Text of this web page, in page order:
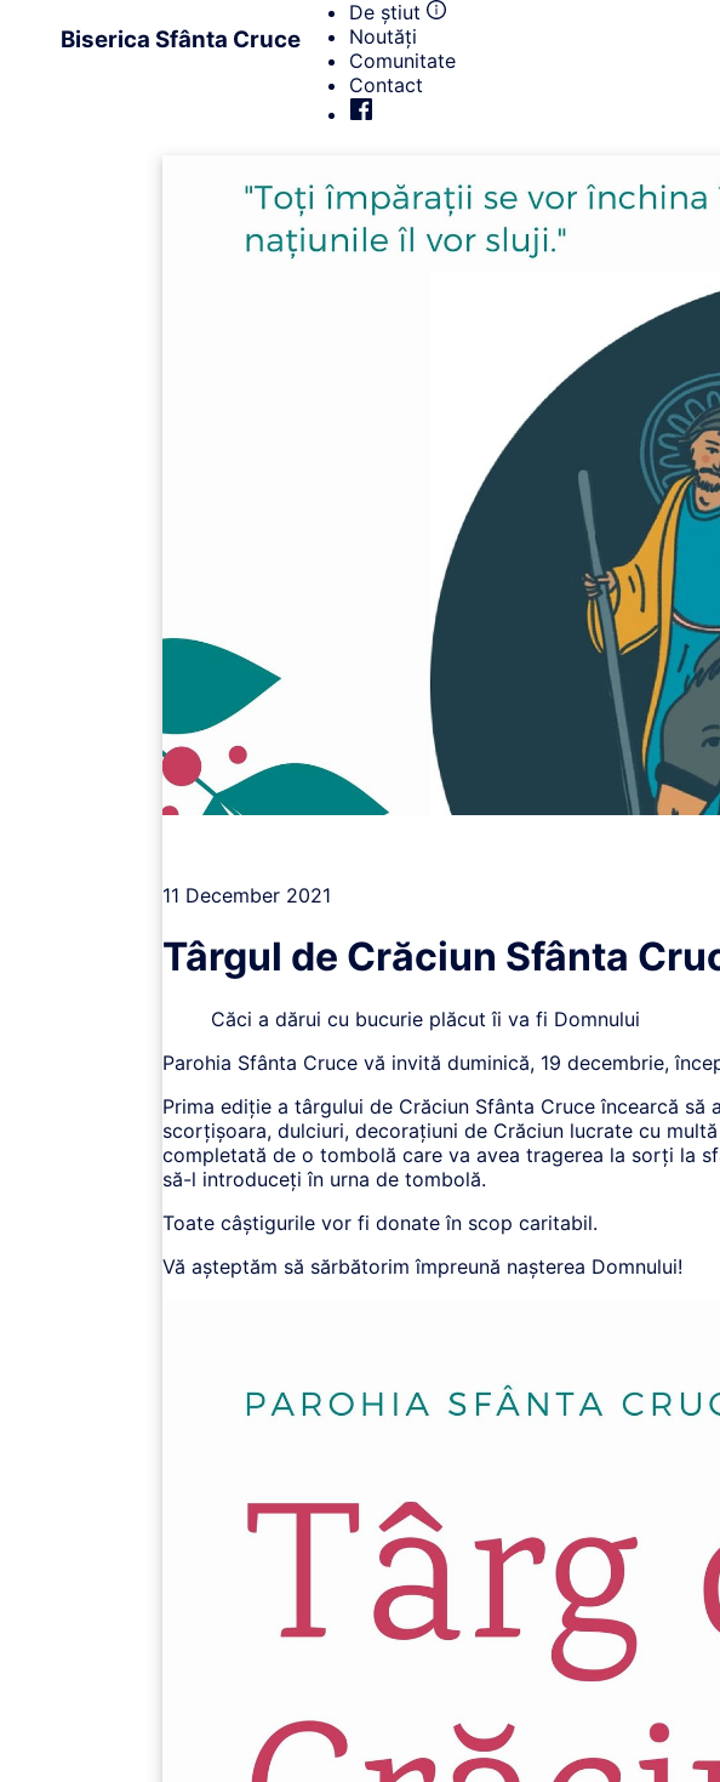
Biserica Sfânta Cruce
De știut
Noutăți
Comunitate
Contact
11 December 2021
Târgul de Crăciun Sfânta
Căci a dărui cu bucurie plăcut îi va fi Domnului
Parohia Sfânta Cruce vă invită duminică, 19 decembrie,
Prima ediție a târgului de Crăciun Sfânta Cruce încearcă
scorțișoara, dulciuri, decorațiuni de Crăciun lucrate cu
completată de o tombolă care va avea tragerea la sorți la
să-l introduceți în urna de tombolă.
Toate câștigurile vor fi donate în scop caritabil.
Vă așteptăm să sărbătorim împreună nașterea Domnului!